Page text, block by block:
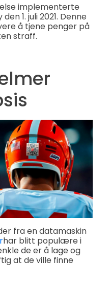
implementerte
1. juli 2021. Denne
å tjene penger på
straff.
fra en datamaskin
har blitt populære i
de er å lage og
at de ville finne